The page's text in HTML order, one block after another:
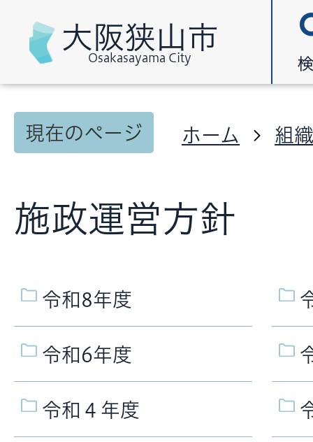
大阪狭山市
Osakasayama City
現在のページ ホーム 組
施政運営方針
令和8年度
令和6年度
令和４年度